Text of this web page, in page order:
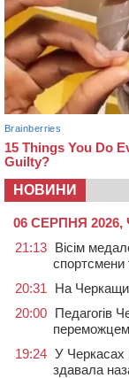
НОВИНИ
06 СЕРПНЯ
21:13 Вісім
спортсмени
20:31
На
20:00 Педагогів
19:24 У Черкасах
здавала